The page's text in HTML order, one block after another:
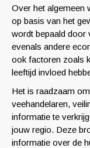
Over het algemeen
op basis van het
wordt bepaald door
evenals andere
ook factoren zoals
leeftijd invloed
Het is raadzaam
veehandelaren,
informatie te
jouw regio. Deze
informatie over de